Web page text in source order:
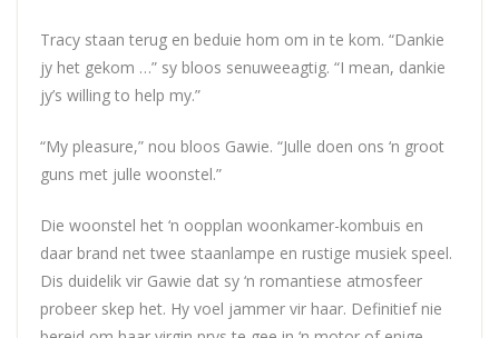
Tracy staan terug en beduie hom om in te kom. “Dankie
jy het gekom …” sy bloos senuweeagtig. “I mean, dankie
jy’s willing to help my.”
“My pleasure,” nou bloos Gawie. “Julle doen ons ‘n groot
guns met julle woonstel.”
Die woonstel het ‘n oopplan woonkamer-kombuis en
daar brand net twee staanlampe en rustige musiek speel.
Dis duidelik vir Gawie dat sy ‘n romantiese atmosfeer
probeer skep het. Hy voel jammer vir haar. Definitief nie